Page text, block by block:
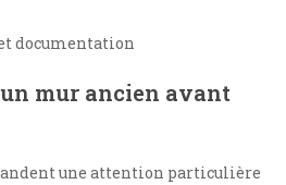
documentation
mur ancien avant
une attention particulière